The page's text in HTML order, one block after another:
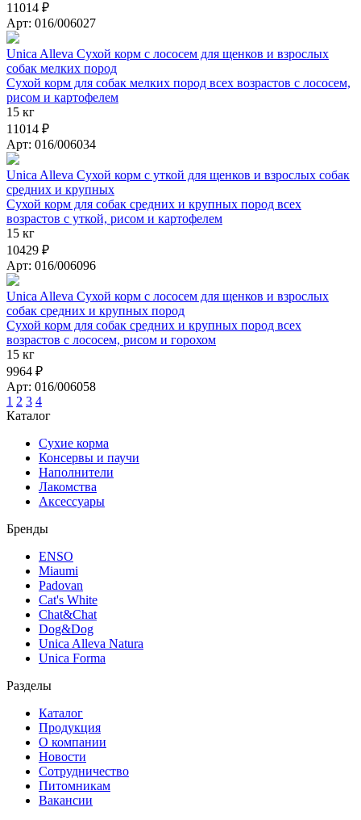
11014 ₽
Арт: 016/006027
Unica Alleva Сухой корм с лососем для щенков и взрослых
собак мелких пород
Сухой корм для собак мелких пород всех возрастов с лососем,
рисом и картофелем
15 кг
11014 ₽
Арт: 016/006034
Unica Alleva Сухой корм с уткой для щенков и взрослых собак
средних и крупных
Сухой корм для собак средних и крупных пород всех
возрастов с уткой, рисом и картофелем
15 кг
10429 ₽
Арт: 016/006096
Unica Alleva Сухой корм с лососем для щенков и взрослых
собак средних и крупных пород
Сухой корм для собак средних и крупных пород всех
возрастов с лососем, рисом и горохом
15 кг
9964 ₽
Арт: 016/006058
1 2 3 4
Каталог
Сухие корма
Консервы и паучи
Наполнители
Лакомства
Аксессуары
Бренды
ENSO
Miaumi
Padovan
Cat's White
Chat&Chat
Dog&Dog
Unica Alleva Natura
Unica Forma
Разделы
Каталог
Продукция
О компании
Новости
Сотрудничество
Питомникам
Вакансии